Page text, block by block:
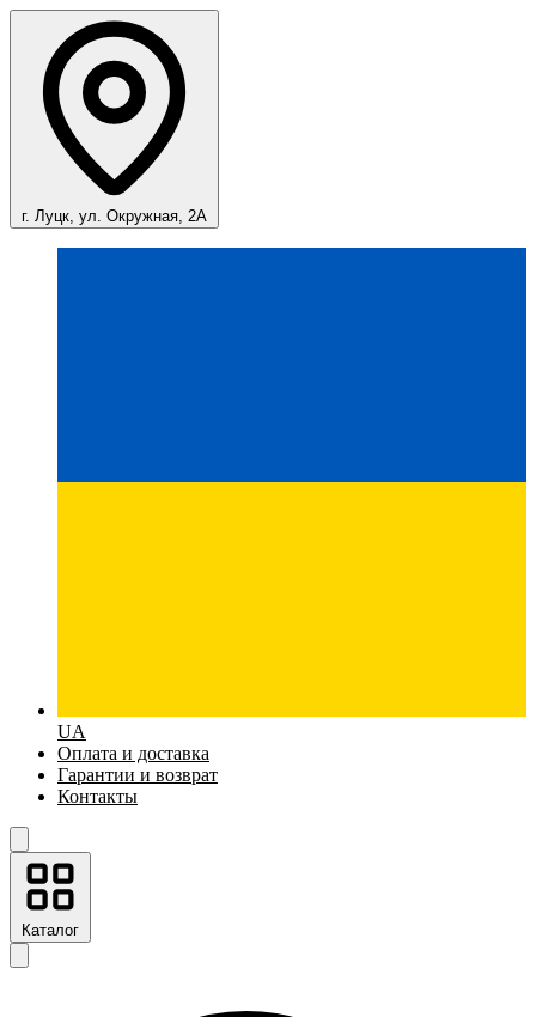
г. Луцк, ул. Окружная, 2А
UA
Оплата и доставка
Гарантии и возврат
Контакты
Каталог